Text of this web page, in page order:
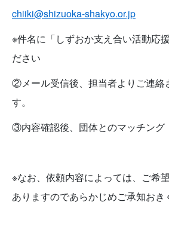
chiiki@shizuoka-shakyo.or.jp
※件名に「しずおか支え合い活動応
ださい
②メール受信後、担当者よりご連絡
す。
③内容確認後、団体とのマッチング
※なお、依頼内容によっては、ご希
ありますのであらかじめご承知おき